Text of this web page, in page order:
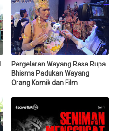
Pergelaran Wayang Rasa Rupa
Bhisma Padukan Wayang
Orang Komik dan Film